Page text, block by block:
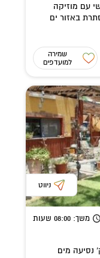
עם מוזיקה
באזור ים
שמירה
למועדפים
ניווט
משך: 08:00 שעות
מתחם צימרים כ-20 דק' נסיעה מים